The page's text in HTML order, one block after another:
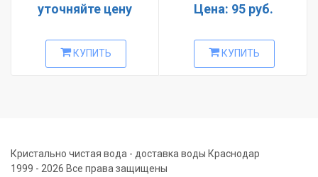
уточняйте цену
КУПИТЬ
Цена: 95 руб.
КУПИТЬ
Кристально чистая вода - доставка воды Краснодар
1999 - 2026 Все права защищены